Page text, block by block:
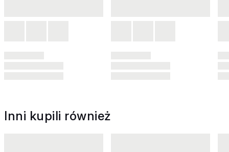
Inni kupili również